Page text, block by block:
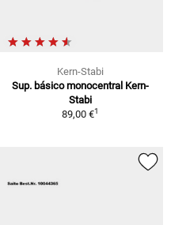
Kern-Stabi
Sup. básico monocentral Kern-
Stabi
89,00 €1